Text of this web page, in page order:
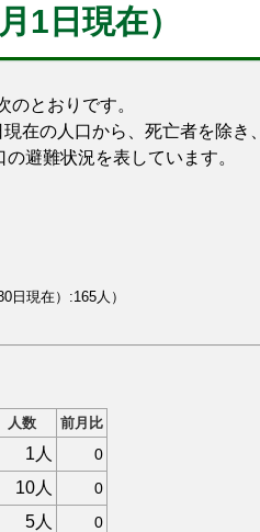
1日現在）
とおりです。
在の人口から、死亡者を除き
避難状況を表しています。
日現在）:165人）
人数 前月比
1人 0
10人 0
5人 0